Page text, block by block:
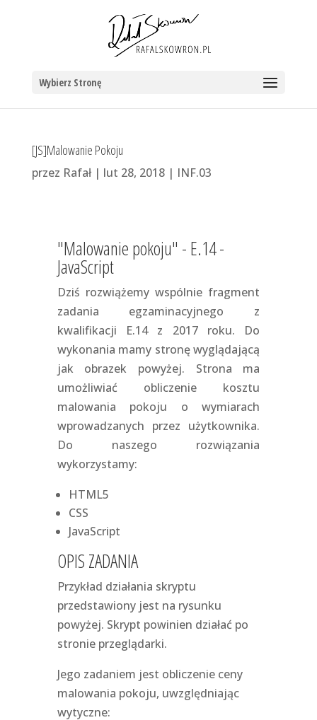
Wybierz Stronę
[JS]Malowanie Pokoju
przez Rafał| lut 28, 2018| INF.03
"Malowanie pokoju" - E.14 -
JavaScript
Dziś rozwiążemy wspólnie fragment
zadania egzaminacyjnego z
kwalifikacji E.14 z 2017 roku. Do
wykonania mamy stronę wyglądającą
jak obrazek powyżej. Strona ma
umożliwiać obliczenie kosztu
malowania pokoju o wymiarach
wprowadzanych przez użytkownika.
Do naszego rozwiązania
wykorzystamy:
HTML5
CSS
JavaScript
OPIS ZADANIA
Przykład działania skryptu
przedstawiony jest na rysunku
powyżej. Skrypt powinien działać po
stronie przeglądarki.
Jego zadaniem jest obliczenie ceny
malowania pokoju, uwzględniając
wytyczne: